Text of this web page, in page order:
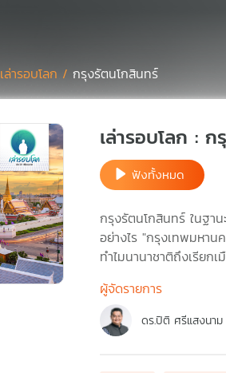
เล่ารอบโลก /กรุงรัตนโกสินทร์
เล่ารอบโลก :
ฟังทั้งหมด
กรุงรัตนโกสินทร์ ในฐา
อย่างไร "กรุงเทพมหาน
ทำไมนานาชาติถึงเรียกเ
ผู้จัดรายการ
ดร.ปิติ ศรีแสงนาม